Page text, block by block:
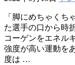
「脚にめちゃくち
た選手の口から時
コーゲンをエネル
強度が高い運動を
度は …